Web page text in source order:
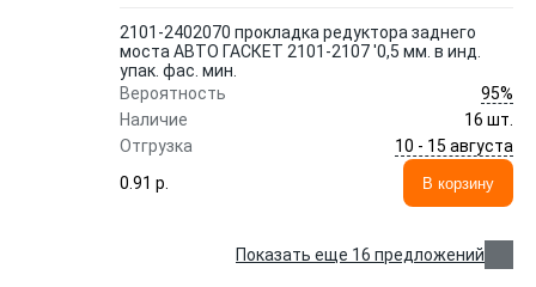
2101-2402070 прокладка редуктора заднего
моста АВТО ГАСКЕТ 2101-2107 '0,5 мм. в инд.
упак. фас. мин.
Вероятность
95%
Наличие
16 шт.
Отгрузка
10 - 15 августа
0.91 p.
В корзину
Показать еще 16 предложений